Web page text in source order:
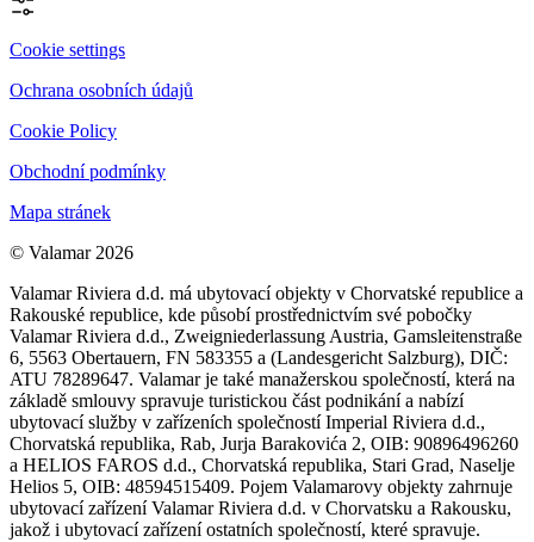
Cookie settings
Ochrana osobních údajů
Cookie Policy
Obchodní podmínky
Mapa stránek
© Valamar 2026
Valamar Riviera d.d. má ubytovací objekty v Chorvatské republice a
Rakouské republice, kde působí prostřednictvím své pobočky
Valamar Riviera d.d., Zweigniederlassung Austria, Gamsleitenstraße
6, 5563 Obertauern, FN 583355 a (Landesgericht Salzburg), DIČ:
ATU 78289647. Valamar je také manažerskou společností, která na
základě smlouvy spravuje turistickou část podnikání a nabízí
ubytovací služby v zařízeních společností Imperial Riviera d.d.,
Chorvatská republika, Rab, Jurja Barakovića 2, OIB: 90896496260
a HELIOS FAROS d.d., Chorvatská republika, Stari Grad, Naselje
Helios 5, OIB: 48594515409. Pojem Valamarovy objekty zahrnuje
ubytovací zařízení Valamar Riviera d.d. v Chorvatsku a Rakousku,
jakož i ubytovací zařízení ostatních společností, které spravuje.